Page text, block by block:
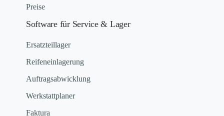
Preise
Software für Service & Lager
Ersatzteillager
Reifeneinlagerung
Auftragsabwicklung
Werkstattplaner
Faktura